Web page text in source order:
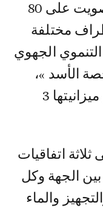
وتابع المتحدث أنه «جرى التصويت على 80
مختلفة
الجهوي
الأسد »،
مردفا أن هذه الاتفاقيات تبلغ ميزانيتها 3
اتفاقيات
بين الجهة وكل
والماء